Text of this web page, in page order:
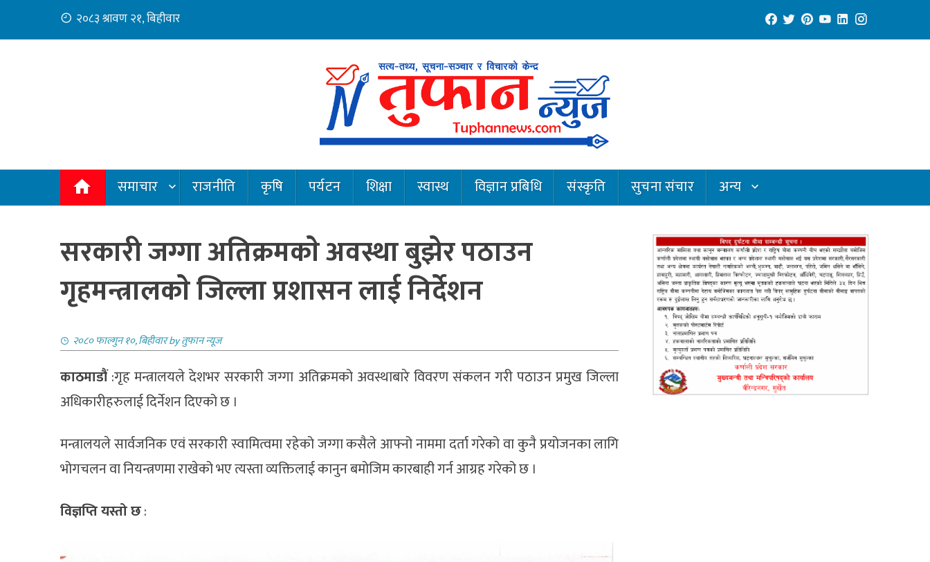
content
२०८३ श्रावण २१, बिहीवार
समाचार राजनीति कृषि पर्यटन शिक्षा स्वास्थ विज्ञान प्रबिधि संस्कृति सुचना संचार अन्य
सरकारी जग्गा अतिक्रमकाे अवस्था बुझेर पठाउन
गृहमन्त्रालकाे जिल्ला प्रशासन लाई निर्देशन
२०८० फाल्गुन १०, बिहीवारbyतुफान न्यूज
काठमाडौं:गृह मन्त्रालयले देशभर सरकारी जग्गा अतिक्रमको अवस्थाबारे विवरण संकलन गरी पठाउन प्रमुख जिल्ला
अधिकारीहरुलाई दिर्नेशन दिएको छ ।
मन्त्रालयले सार्वजनिक एवं सरकारी स्वामित्वमा रहेको जग्गा कसैले आफ्नो नाममा दर्ता गरेको वा कुनै प्रयोजनका लागि
भोगचलन वा नियन्त्रणमा राखेको भए त्यस्ता व्यक्तिलाई कानुन बमोजिम कारबाही गर्न आग्रह गरेको छ ।
विज्ञप्ति यस्तो छ: